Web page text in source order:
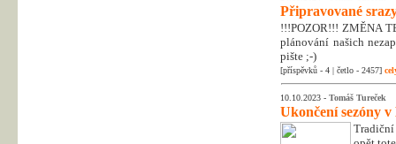
Připravované
!!!POZOR!!! ZMĚNA
plánování našich
pište ;-)
[příspěvků - 4 | četlo - 2457]
10.10.2023 - Tomáš Tureček
Ukončení sezóny v